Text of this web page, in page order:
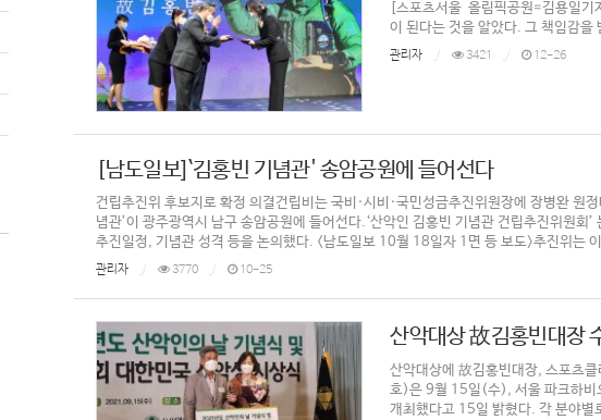
[스포츠서울 올림픽공원=김용일기
이 된다는 것을 알았다. 그 책임감
관리자 3421 12-26
[남도일보]`김홍빈 기념관' 송암공원에 들어선다
건립추진위 후보지로 확정 의결건립비는 국비·시비·국민성금추진위원장에 장병완 원
념관’이 광주광역시 남구 송암공원에 들어선다.‘산악인 김홍빈 기념관 건립추진위원
추진일정, 기념관 성격 등을 논의했다. <남도일보 10월 18일자 1면 등 보도>추진위는
관리자 3770 10-25
산악대상 故김홍빈대장
산악대상에 故김홍빈대장, 스포츠
호)은 9월 15일(수), 서울 파크하비
개최했다고 15일 밝혔다. 각 분야별